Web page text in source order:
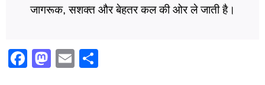
जागरूक, सशक्त और बेहतर कल की ओर ले जाती है।
F
M
E